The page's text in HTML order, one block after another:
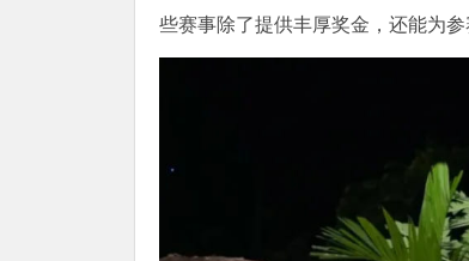
些赛事除了提供丰厚奖金，还能为